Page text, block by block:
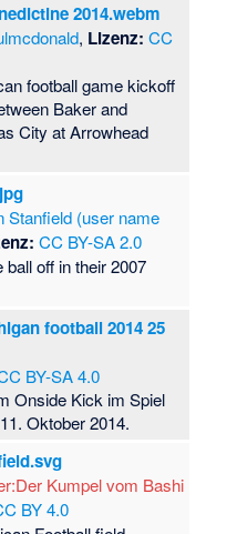
2014.webm
, Lizenz: CC
football game kickoff
Baker and
City at Arrowhead
Stanfield (user name
CC BY-SA 2.0
off in their 2007
football 2014 25
BY-SA 4.0
Onside Kick im Spiel
Oktober 2014.
Kumpel vom Bashi
BY 4.0